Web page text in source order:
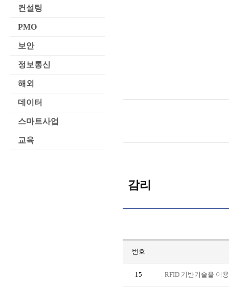
컨설팅
PMO
보안
정보통신
해외
데이터
스마트사업
교육
감리
번호
15 RFID 기반기술을 이